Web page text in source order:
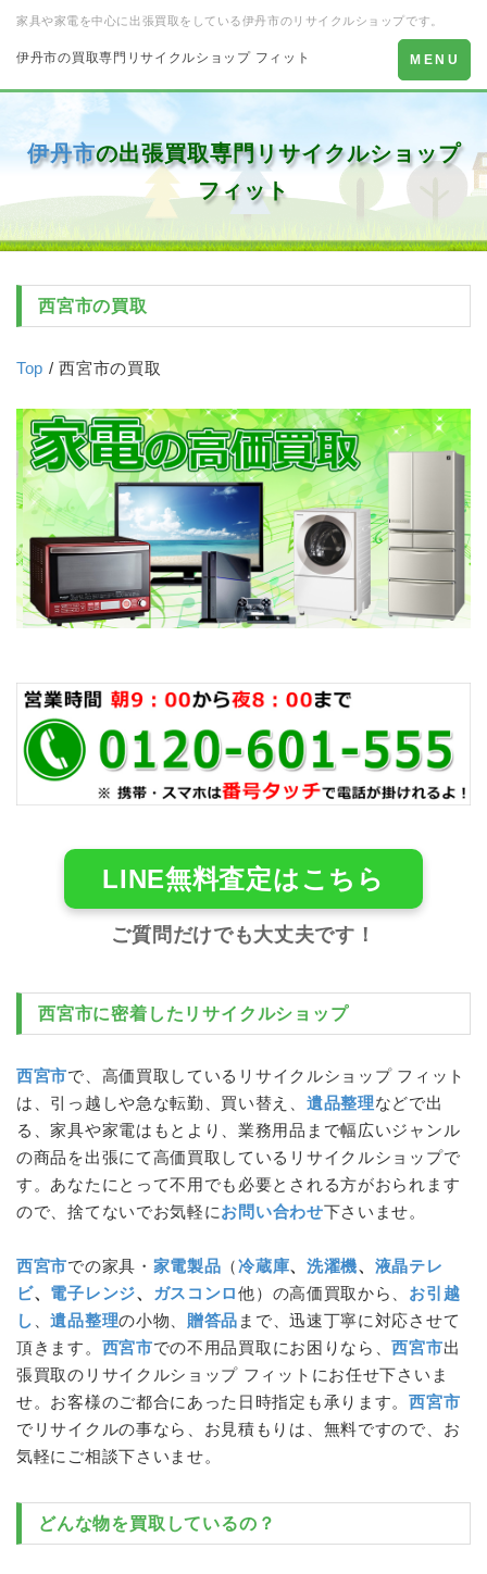
家具や家電を中心に出張買取をしている伊丹市のリサイクルショップです。
伊丹市の買取専門リサイクルショップ フィット
Toggle
navigation
MENU
伊丹市の出張買取専門リサイクルショップ
フィット
西宮市の買取
Top / 西宮市の買取
LINE無料査定はこちら
ご質問だけでも大丈夫です！
西宮市に密着したリサイクルショップ
西宮市で、高価買取しているリサイクルショップ フィット
は、引っ越しや急な転勤、買い替え、 遺品整理などで出
る、家具や家電はもとより、業務用品まで幅広いジャンル
の商品を出張にて高価買取しているリサイクルショップで
す。あなたにとって不用でも必要とされる方がおられます
ので、捨てないでお気軽にお問い合わせ下さいませ。
西宮市での家具・ 家電製品 （冷蔵庫、 洗濯機、 液晶テレ
ビ、 電子レンジ、 ガスコンロ他）の高価買取から、 お引越
し
、遺品整理の小物、 贈答品 まで、迅速丁寧に対応させて
頂きます。 西宮市での不用品買取にお困りなら、西宮市出
張買取のリサイクルショップ フィットにお任せ下さいま
せ。お客様のご都合にあった日時指定も承ります。西宮市
でリサイクルの事なら、お見積もりは、無料ですので、お
気軽にご相談下さいませ。
どんな物を買取しているの？